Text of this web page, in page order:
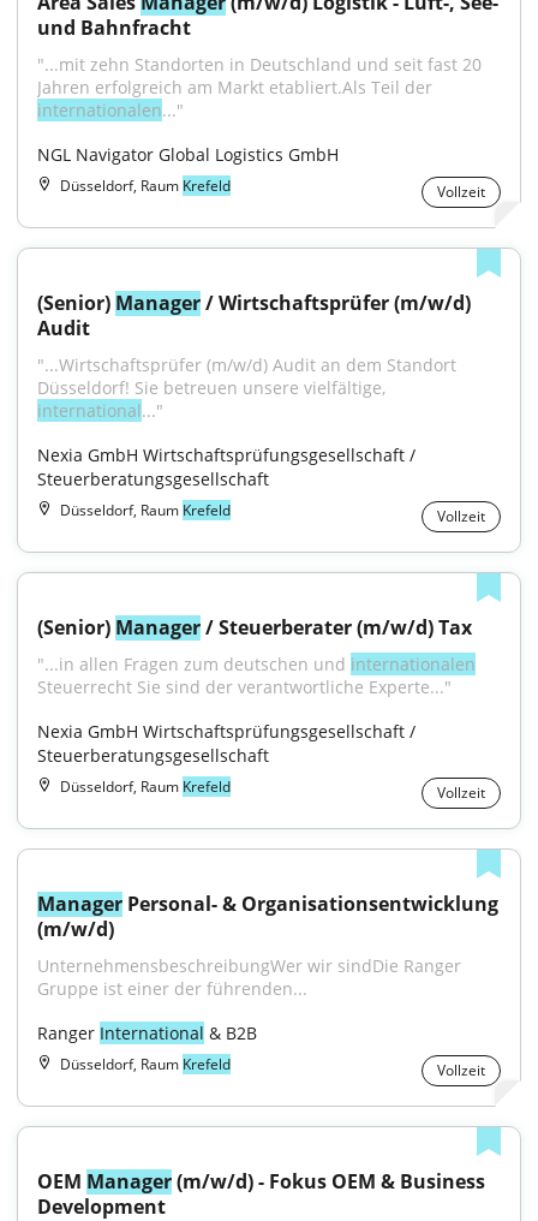
und Bahnfracht
"...mit zehn Standorten in Deutschland und seit fast 20
internationalen..."
NGL Navigator Global Logistics GmbH
Düsseldorf, Raum Krefeld Vollzeit
(Senior) Manager / Wirtschaftsprüfer (m/w/d)
Audit
"...Wirtschaftsprüfer (m/w/d) Audit an dem Standort
international..."
Nexia GmbH Wirtschaftsprüfungsgesellschaft /
Steuerberatungsgesellschaft
Düsseldorf, Raum Krefeld Vollzeit
(Senior) Manager / Steuerberater (m/w/d) Tax
"...in allen Fragen zum deutschen und internationalen
Steuerrecht Sie sind der verantwortliche Experte..."
Nexia GmbH Wirtschaftsprüfungsgesellschaft /
Steuerberatungsgesellschaft
Düsseldorf, Raum Krefeld Vollzeit
Manager Personal- & Organisationsentwicklung
(m/w/d)
UnternehmensbeschreibungWer wir sindDie Ranger
Gruppe ist einer der führenden...
Ranger International & B2B
Düsseldorf, Raum Krefeld Vollzeit
OEM Manager (m/w/d) - Fokus OEM & Business
Development